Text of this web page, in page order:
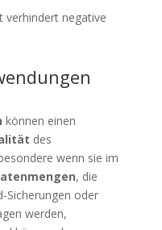
verhindert negative
können einen
des
wenn sie im
, die
Sicherungen oder
werden,